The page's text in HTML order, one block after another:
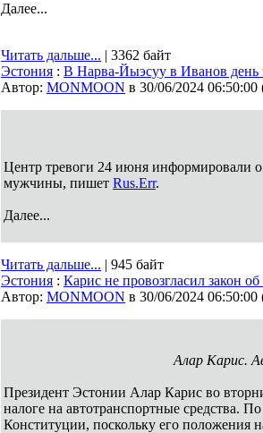
Далее...
Читать дальше... | 3362 байт
Эстония : В Нарва-Йыэсуу в Иванов
Автор: MONMOON в 30/06/2024 06:50:00
Центр тревоги 24 июня информировали
мужчины, пишет Rus.Err.
Далее...
Читать дальше... | 945 байт
Эстония : Карис не провозгласил закон об
Автор: MONMOON в 30/06/2024 06:50:00
Алар Карис.
Президент Эстонии Алар Карис во
налоге на автотранспортные средства.
Конституции, поскольку его